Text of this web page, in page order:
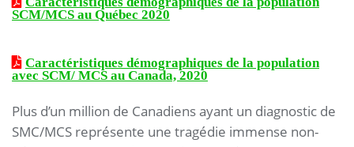
SCM/MCS au Québec 2020
Caractéristiques démographiques de la population
avec SCM/ MCS au Canada, 2020
Plus d’un million de Canadiens ayant un diagnostic de
SMC/MCS représente une tragédie immense non-